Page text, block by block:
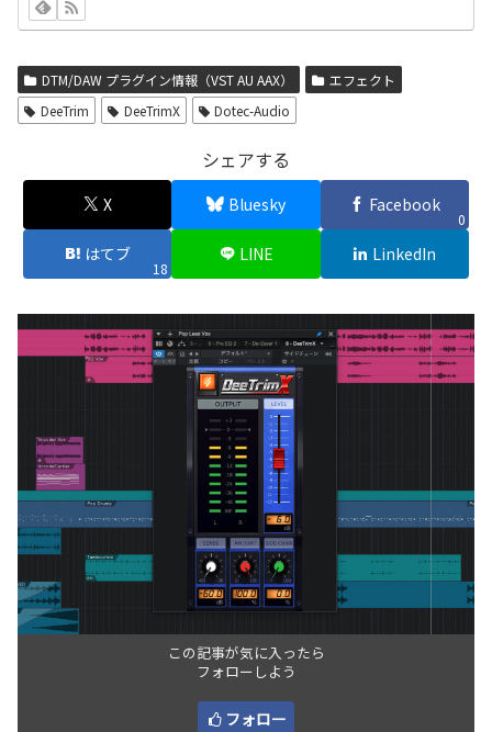
DTM/DAW プラグイン情報（VST AU AAX）
エフェクト
DeeTrim
DeeTrimX Dotec-Audio
シェアする
X Bluesky Facebook
0
はてブ
18
LINE LinkedIn
この記事が気に入ったら
フォローしよう
フォロー